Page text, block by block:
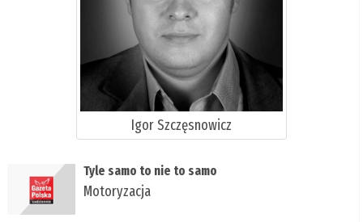
Igor Szczęsnowicz
Tyle samo to nie to samo
Motoryzacja